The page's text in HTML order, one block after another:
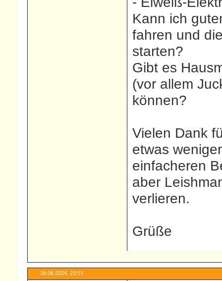
Kann ich
fahren und
starten?
Gibt es
(vor allem
können?
Vielen Dank
etwas
einfacheren
aber
verlieren.
Grüße
26.06.2024, 23:51